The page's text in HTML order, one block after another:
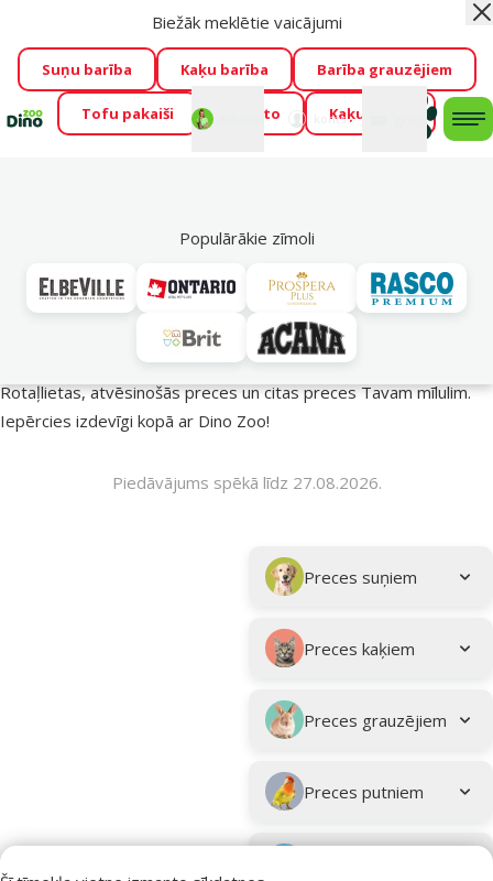
Visu mēnesi Dino Zoo piedāvā lieliskas cenas mīluļu TOP
barībām! 🍖→Skatīt piedāvājumu!
Fotokonkurss “GADA ŪSAIŅI”!
Varbūt tieši Tavs mīlulis
būs 2027. gada zvaigzne
→Piedalīties
Mans
konts
Biežāk meklētie vaicājumi
Suņu barība Kaķu barība Barība grauzējiem
Tofu pakaiši Foresto Kaķu mājas
Populārākie zīmoli
Vasara turpinās – atlaides katrai gaumei!
Rotaļlietas, atvēsinošās preces un citas preces Tavam mīlulim.
Iepērcies izdevīgi kopā ar Dino Zoo!
Piedāvājums spēkā līdz 27.08.2026.
Apakškategorija
Preces suņiem
Preces kaķiem
Preces grauzējiem
Preces putniem